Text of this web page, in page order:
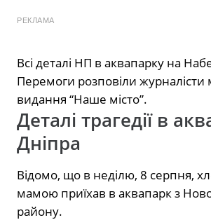
РЕКЛАМА
Всі деталі НП в аквапарку на
Перемоги розповіли журналісти
видання “Наше місто”.
Деталі трагедії в
Дніпра
Відомо, що в неділю, 8 серпня,
мамою приїхав в аквапарк з
району.